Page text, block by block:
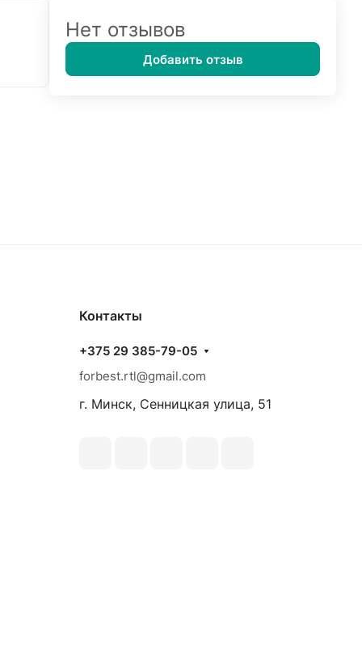
Нет отзывов
Добавить отзыв
Контакты
+375 29 385-79-05
forbest.rtl@gmail.com
г. Минск, Сенницкая улица, 51